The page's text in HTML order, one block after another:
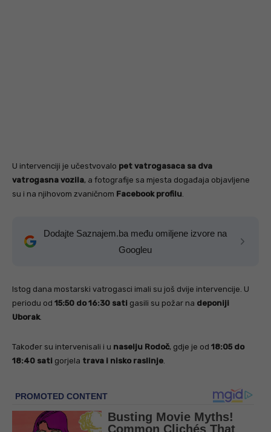
U intervenciji je učestvovalo pet vatrogasaca sa dva
vatrogasna vozila, a fotografije sa mjesta događaja objavljene
su i na njihovom zvaničnom Facebook profilu.
Dodajte Saznajem.ba među omiljene izvore na
Googleu
Istog dana mostarski vatrogasci imali su još dvije intervencije. U
periodu od 15:50 do 16:30 sati gasili su požar na deponiji
Uborak.
Također su intervenisali i u naselju Rodoč, gdje je od 18:05 do
18:40 sati gorjela trava i nisko raslinje.